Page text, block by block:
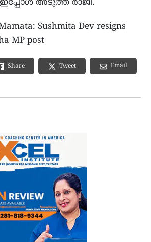
അടുത്ത രാജി.
Sushmita Dev resigns
MP post
Share Tweet Email